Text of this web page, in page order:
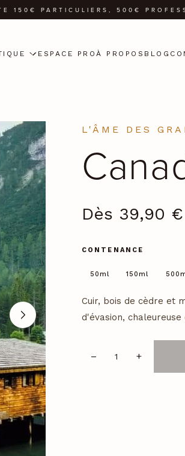
150€ PARTICULIERS, 500€
ESPACE PROÀ PROPOS BLOG
L'ÂME DES
Dès 39,90 €
CONTENANCE
50ml 150ml
Cuir, bois de cèdre et
d'évasion, chaleureuse
– +